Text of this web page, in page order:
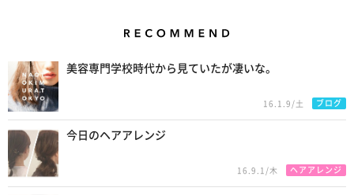
美容専門学校時代から見ていたが凄いな。
16.1.9/土 ブログ
今日のヘアアレンジ
16.9.1/木 ヘアアレンジ